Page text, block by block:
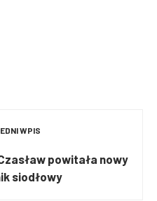
WPIS
powitała nowy
siodłowy